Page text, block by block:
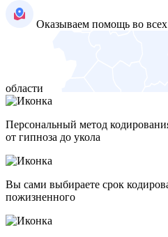
Оказываем помощь во
области
Персональный метод
от гипноза до укола
Вы сами выбираете срок
пожизненного